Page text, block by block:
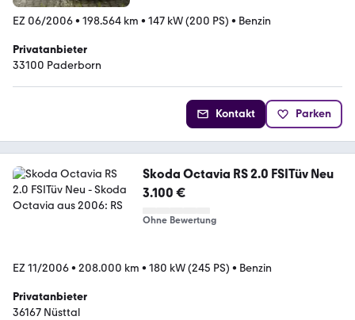
EZ 06/2006• 198.564 km • 147 kW (200 PS) • Benzin
Privatanbieter
33100 Paderborn
Kontakt Parken
Skoda Octavia RS 2.0 FSITüv Neu
3.100 €
Ohne Bewertung
EZ 11/2006• 208.000 km • 180 kW (245 PS) • Benzin
Privatanbieter
36167 Nüsttal